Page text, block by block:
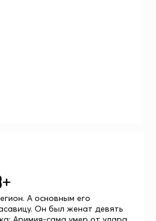
А основным его
Он был женат девять